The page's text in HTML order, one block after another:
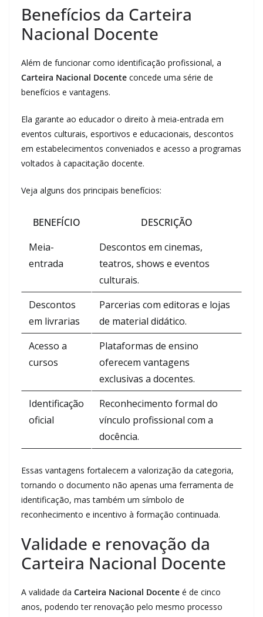
Benefícios da Carteira
Nacional Docente
Além de funcionar como identificação profissional, a
Carteira Nacional Docente concede uma série de
benefícios e vantagens.
Ela garante ao educador o direito à meia-entrada em
eventos culturais, esportivos e educacionais, descontos
em estabelecimentos conveniados e acesso a programas
voltados à capacitação docente.
Veja alguns dos principais benefícios:
BENEFÍCIO
DESCRIÇÃO
Meia-
entrada
Descontos em cinemas,
teatros, shows e eventos
culturais.
Descontos
em livrarias
Parcerias com editoras e lojas
de material didático.
Acesso a
cursos
Plataformas de ensino
oferecem vantagens
exclusivas a docentes.
Identificação
oficial
Reconhecimento formal do
vínculo profissional com a
docência.
Essas vantagens fortalecem a valorização da categoria,
tornando o documento não apenas uma ferramenta de
identificação, mas também um símbolo de
reconhecimento e incentivo à formação continuada.
Validade e renovação da
Carteira Nacional Docente
A validade da Carteira Nacional Docente é de cinco
anos, podendo ter renovação pelo mesmo processo